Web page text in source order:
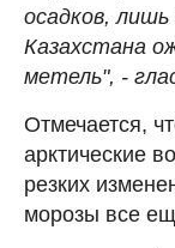
осадков,
Казахстана
метель", -
Отмечается,
арктические
резких
морозы все